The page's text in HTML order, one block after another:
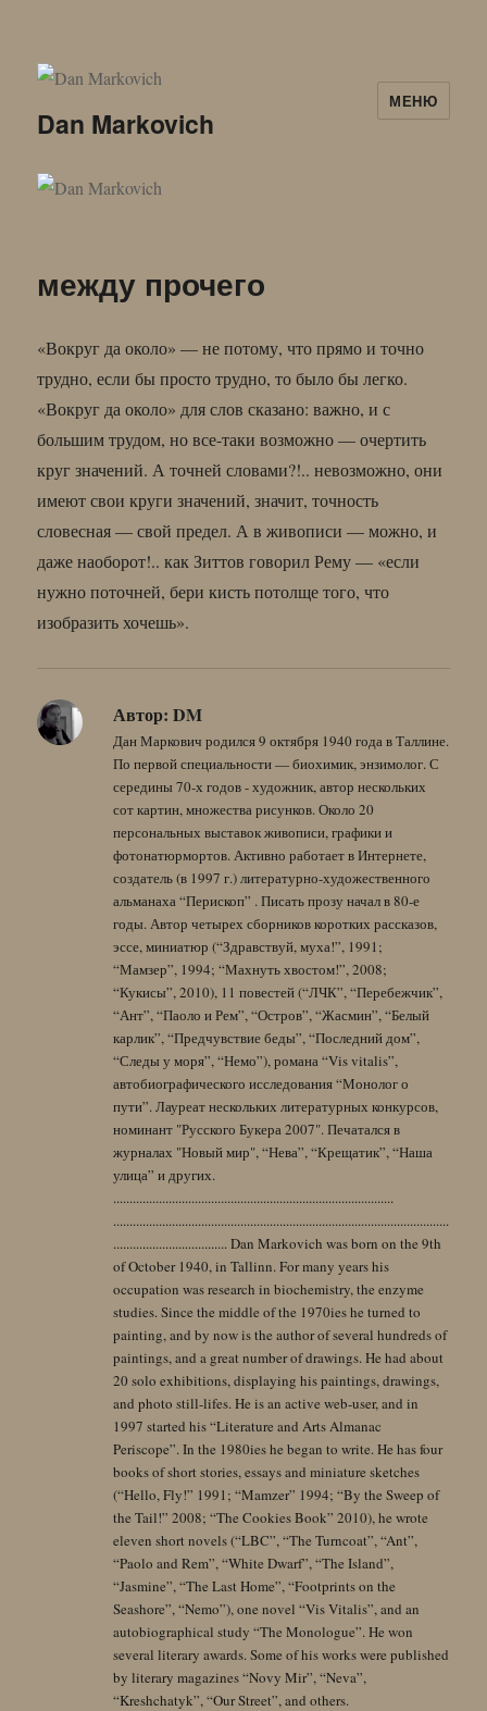
Dan Markovich
МЕНЮ
между прочего
«Вокруг да около» — не потому, что прямо и точно
трудно, если бы просто трудно, то было бы легко.
«Вокруг да около» для слов сказано: важно, и с
большим трудом, но все-таки возможно — очертить
круг значений. А точней словами?!.. невозможно, они
имеют свои круги значений, значит, точность
словесная — свой предел. А в живописи — можно, и
даже наоборот!.. как Зиттов говорил Рему — «если
нужно поточней, бери кисть потолще того, что
изобразить хочешь».
Автор: DM
Дан Маркович родился 9 октября 1940 года в Таллине.
По первой специальности — биохимик, энзимолог. С
середины 70-х годов - художник, автор нескольких
сот картин, множества рисунков. Около 20
персональных выставок живописи, графики и
фотонатюрмортов. Активно работает в Интернете,
создатель (в 1997 г.) литературно-художественного
альманаха “Перископ” . Писать прозу начал в 80-е
годы. Автор четырех сборников коротких рассказов,
эссе, миниатюр (“Здравствуй, муха!”, 1991;
“Мамзер”, 1994; “Махнуть хвостом!”, 2008;
“Кукисы”, 2010), 11 повестей (“ЛЧК”, “Перебежчик”,
“Ант”, “Паоло и Рем”, “Остров”, “Жасмин”, “Белый
карлик”, “Предчувствие беды”, “Последний дом”,
“Следы у моря”, “Немо”), романа “Vis vitalis”,
автобиографического исследования “Монолог о
пути”. Лауреат нескольких литературных конкурсов,
номинант "Русского Букера 2007". Печатался в
журналах "Новый мир", “Нева”, “Крещатик”, “Наша
улица” и других.
......................................................................................
.......................................................................................................
................................... Dan Markovich was born on the 9th
of October 1940, in Tallinn. For many years his
occupation was research in biochemistry, the enzyme
studies. Since the middle of the 1970ies he turned to
painting, and by now is the author of several hundreds of
paintings, and a great number of drawings. He had about
20 solo exhibitions, displaying his paintings, drawings,
and photo still-lifes. He is an active web-user, and in
1997 started his “Literature and Arts Almanac
Periscope”. In the 1980ies he began to write. He has four
books of short stories, essays and miniature sketches
(“Hello, Fly!” 1991; “Mamzer” 1994; “By the Sweep of
the Tail!” 2008; “The Cookies Book” 2010), he wrote
eleven short novels (“LBC”, “The Turncoat”, “Ant”,
“Paolo and Rem”, “White Dwarf”, “The Island”,
“Jasmine”, “The Last Home”, “Footprints on the
Seashore”, “Nemo”), one novel “Vis Vitalis”, and an
autobiographical study “The Monologue”. He won
several literary awards. Some of his works were published
by literary magazines “Novy Mir”, “Neva”,
“Kreshchatyk”, “Our Street”, and others.